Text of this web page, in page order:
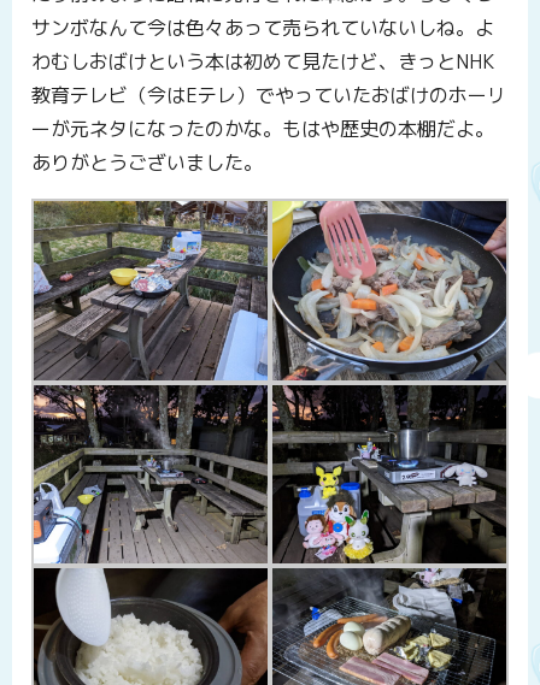
サンボなんて今は色々あって売られていないしね。よ
わむしおばけという本は初めて見たけど、きっとNHK
教育テレビ（今はEテレ）でやっていたおばけのホーリ
ーが元ネタになったのかな。もはや歴史の本棚だよ。
ありがとうございました。